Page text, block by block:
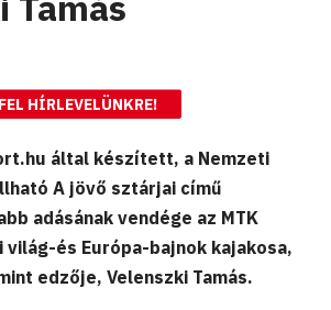
HÍRLEVELÜNKRE!
által készített, a Nemzeti
A jövő sztárjai című
adásának vendége az MTK
és Európa-bajnok kajakosa,
edzője, Velenszki Tamás.